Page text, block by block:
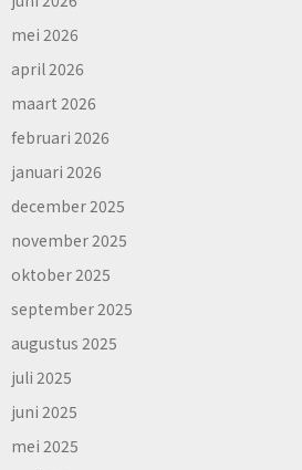
mei 2026
april 2026
maart 2026
februari 2026
januari 2026
december 2025
november 2025
oktober 2025
september 2025
augustus 2025
juli 2025
juni 2025
mei 2025